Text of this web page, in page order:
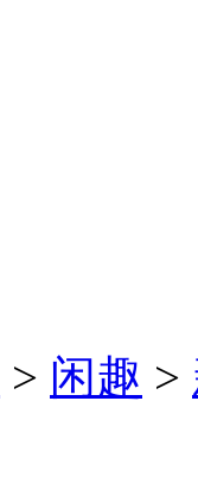
> 闲趣 >